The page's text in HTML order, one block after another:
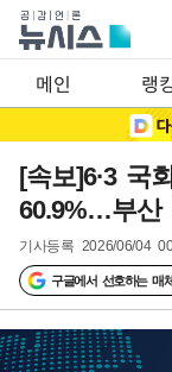
메인 랭
[속보]6·3 국
60.9%…부산
기사등록 2026/06/04
구글에서 선호하는 매